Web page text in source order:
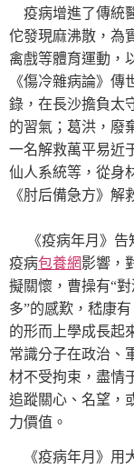
疫病增進了傳統
佗發現麻沸散，為
禽戲等體育運動，
《傷冷雜病論》
錄，在長沙擔負太
的習氣；葛洪，廢
一名解救萬平易近
仙人系統等，從身
《肘后備急方》解
《疫病年月》告
疫病包養網影響，
擬關懷，曹操有“
多”的感歎，嵇康
的形而上學成長起
常識分子在政治、
材不受拘束，盡情
追蹤關心、名望，
力價值。
《疫病年月》用